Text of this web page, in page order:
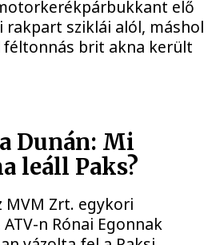
elő
rakpart sziklái alól, máshol
féltonnás brit akna került
Dunán: Mi
leáll Paks?
MVM Zrt. egykori
n Rónai Egonnak